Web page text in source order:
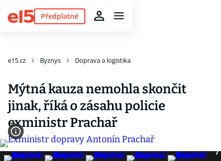
Předplatné
e15.cz Byznys Doprava a logistika
Mýtná kauza nemohla skončit
jinak, říká o zásahu policie
exministr Prachař
7